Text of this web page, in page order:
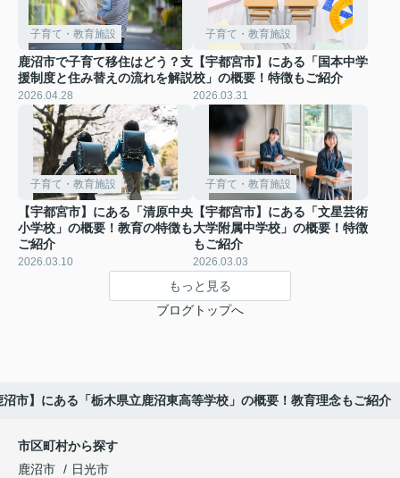
子育て・教育施設
鹿沼市で子育て移住はどう？支
援制度と住み替えの流れを解説
2026.04.28
子育て・教育施設
【宇都宮市】にある「国本中学
校」の概要！特徴もご紹介
2026.03.31
子育て・教育施設
【宇都宮市】にある「清原中央
小学校」の概要！教育の特徴も
ご紹介
2026.03.10
子育て・教育施設
【宇都宮市】にある「文星芸術
大学附属中学校」の概要！特徴
もご紹介
2026.03.03
もっと見る
ブログトップへ
沼市】にある「栃木県立鹿沼東高等学校」の概要！教育理念もご紹介
市区町村から探す
鹿沼市
日光市